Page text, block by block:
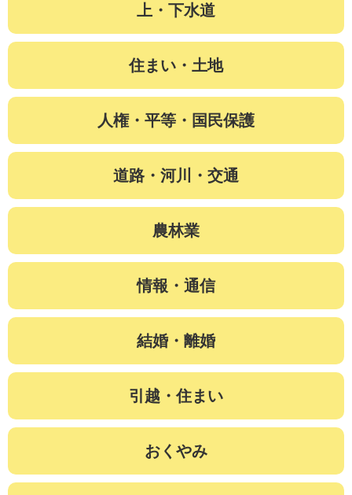
上・下水道
住まい・土地
人権・平等・国民保護
道路・河川・交通
農林業
情報・通信
結婚・離婚
引越・住まい
おくやみ